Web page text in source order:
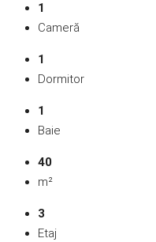
1
Cameră
1
Dormitor
1
Baie
40
m²
3
Etaj